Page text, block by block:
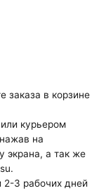
заказа в корзине
курьером
на
экрана, а так же
2-3 рабочих дней